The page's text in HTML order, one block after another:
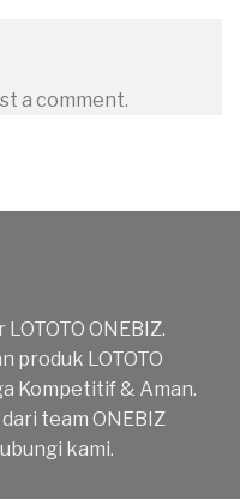
a comment.
ONEBIZ.
produk LOTOTO
Kompetitif & Aman.
team ONEBIZ
kami.